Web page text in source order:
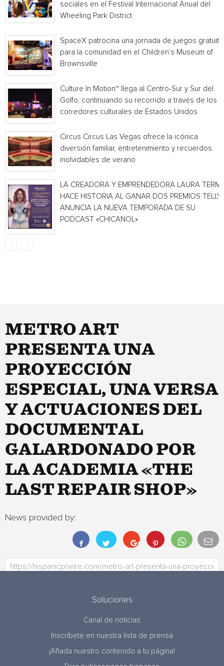
sociales en el Festival Internacional Anual del
Wheeling Park District
SpaceX patrocina una jornada de juegos gratuita
para la comunidad en el Children’s Museum of
Brownsville
Culture In Motion™ llega al Centro-Sur y Sur del
Golfo, continuando su recorrido a través de los
corredores culturales de Estados Unidos
Circus Circus Las Vegas ofrece la icónica
diversión familiar, entretenimiento y recuerdos
inolvidables de verano
LA CREADORA Y EMPRENDEDORA LAURA
HACE HISTORIA AL GANAR DOS PREMIOS TELLY
ANUNCIA LA NUEVA TEMPORADA DE SU
PODCAST «CHICANOL»
METRO ART
PRESENTA UNA
PROYECCIÓN
ESPECIAL, UNA VERSA
Y ACTUACIONES DEL
DOCUMENTAL
GALARDONADO POR
LA ACADEMIA «THE
LAST REPAIR SHOP»
News provided by:
Soluciones
Canal de noticias
Inscríbete en nuestra lista de prensa
¡Añada nuestro contenido a tu página!